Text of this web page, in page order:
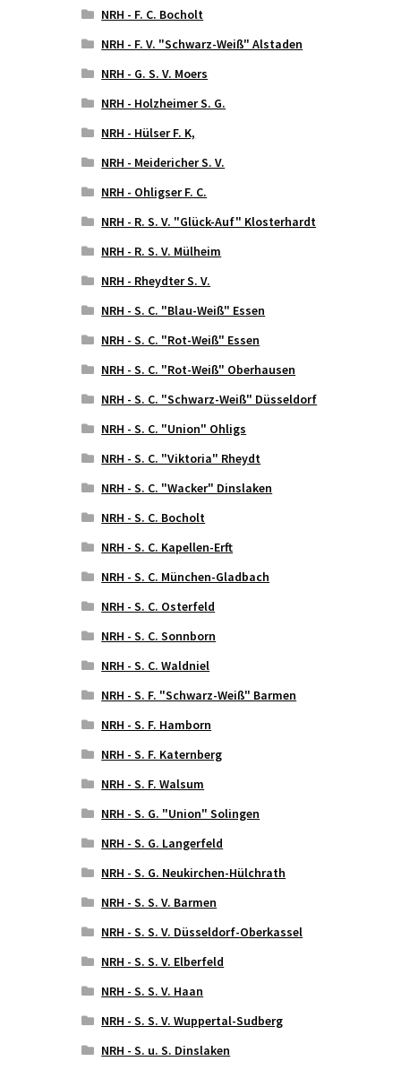
NRH - F. C. Bocholt
NRH - F. V. "Schwarz-Weiß" Alstaden
NRH - G. S. V. Moers
NRH - Holzheimer S. G.
NRH - Hülser F. K,
NRH - Meidericher S. V.
NRH - Ohligser F. C.
NRH - R. S. V. "Glück-Auf" Klosterhardt
NRH - R. S. V. Mülheim
NRH - Rheydter S. V.
NRH - S. C. "Blau-Weiß" Essen
NRH - S. C. "Rot-Weiß" Essen
NRH - S. C. "Rot-Weiß" Oberhausen
NRH - S. C. "Schwarz-Weiß" Düsseldorf
NRH - S. C. "Union" Ohligs
NRH - S. C. "Viktoria" Rheydt
NRH - S. C. "Wacker" Dinslaken
NRH - S. C. Bocholt
NRH - S. C. Kapellen-Erft
NRH - S. C. München-Gladbach
NRH - S. C. Osterfeld
NRH - S. C. Sonnborn
NRH - S. C. Waldniel
NRH - S. F. "Schwarz-Weiß" Barmen
NRH - S. F. Hamborn
NRH - S. F. Katernberg
NRH - S. F. Walsum
NRH - S. G. "Union" Solingen
NRH - S. G. Langerfeld
NRH - S. G. Neukirchen-Hülchrath
NRH - S. S. V. Barmen
NRH - S. S. V. Düsseldorf-Oberkassel
NRH - S. S. V. Elberfeld
NRH - S. S. V. Haan
NRH - S. S. V. Wuppertal-Sudberg
NRH - S. u. S. Dinslaken